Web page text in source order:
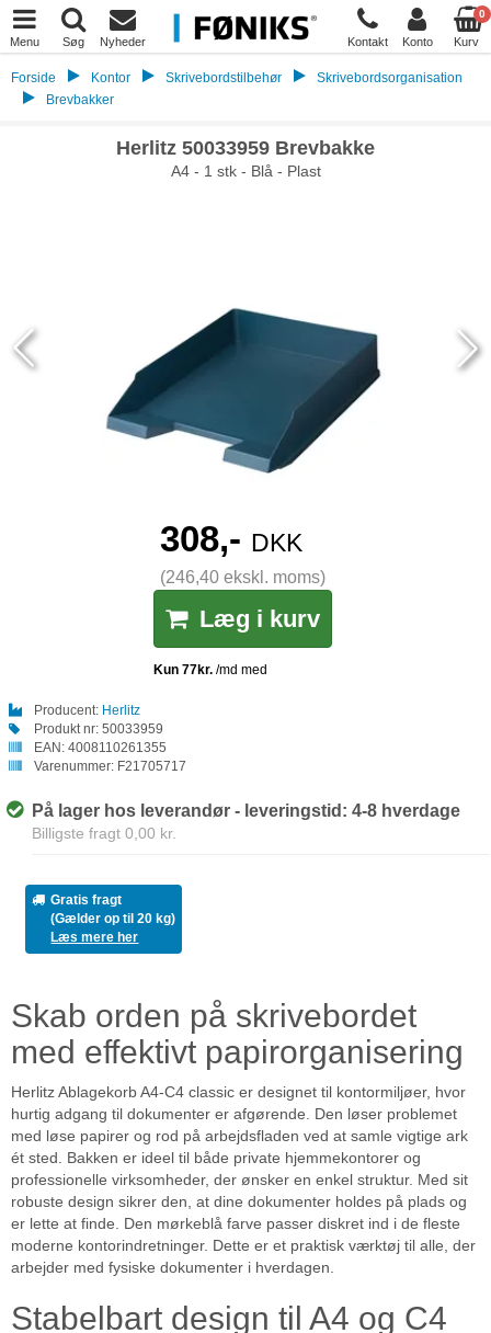
Menu Søg Nyheder Kontakt Konto
0
Kurv
Forside Kontor Skrivebordstilbehør
Skrivebordsorganisation
Brevbakker
Herlitz 50033959 Brevbakke
A4 - 1 stk - Blå - Plast
308,- DKK
(246,40 ekskl. moms)
Læg i kurv
Producent: Herlitz
Produkt nr: 50033959
EAN: 4008110261355
Varenummer: F21705717
På lager hos leverandør - leveringstid: 4-8 hverdage
Billigste fragt 0,00 kr.
Gratis fragt
(Gælder op til 20 kg)
Læs mere her
Skab orden på skrivebordet
med effektivt papirorganisering
Herlitz Ablagekorb A4-C4 classic er designet til kontormiljøer, hvor
hurtig adgang til dokumenter er afgørende. Den løser problemet
med løse papirer og rod på arbejdsfladen ved at samle vigtige ark
ét sted. Bakken er ideel til både private hjemmekontorer og
professionelle virksomheder, der ønsker en enkel struktur. Med sit
robuste design sikrer den, at dine dokumenter holdes på plads og
er lette at finde. Den mørkeblå farve passer diskret ind i de fleste
moderne kontorindretninger. Dette er et praktisk værktøj til alle, der
arbejder med fysiske dokumenter i hverdagen.
Stabelbart design til A4 og C4